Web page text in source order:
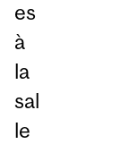
es
à
la
sal
le